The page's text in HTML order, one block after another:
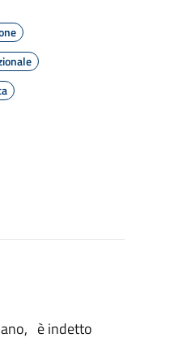
è indetto